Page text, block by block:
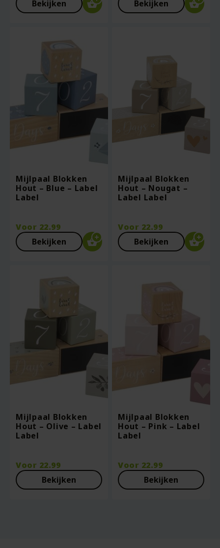
Bekijken Bekijken
Mijlpaal Blokken
Hout – Blue – Label
Label
Voor 22.99
Bekijken
Mijlpaal Blokken
Hout – Nougat –
Label Label
Voor 22.99
Bekijken
Mijlpaal Blokken
Hout – Olive – Label
Label
Voor 22.99
Bekijken
Mijlpaal Blokken
Hout – Pink – Label
Label
Voor 22.99
Bekijken